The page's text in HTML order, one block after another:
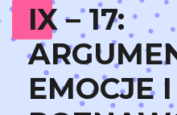
IX – 17:
EMOCJE I